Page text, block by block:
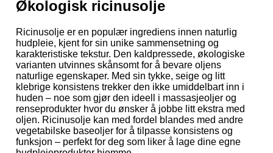
Økologisk ricinusolje
Ricinusolje er en populær ingrediens innen naturlig
hudpleie, kjent for sin unike sammensetning og
karakteristiske tekstur. Den kaldpressede, økologiske
varianten utvinnes skånsomt for å bevare oljens
naturlige egenskaper. Med sin tykke, seige og litt
klebrige konsistens trekker den ikke umiddelbart inn i
huden – noe som gjør den ideell i massasjeoljer og
renseprodukter hvor du ønsker å jobbe litt ekstra med
oljen. Ricinusolje kan med fordel blandes med andre
vegetabilske baseoljer for å tilpasse konsistens og
funksjon – perfekt for deg som liker å lage dine egne